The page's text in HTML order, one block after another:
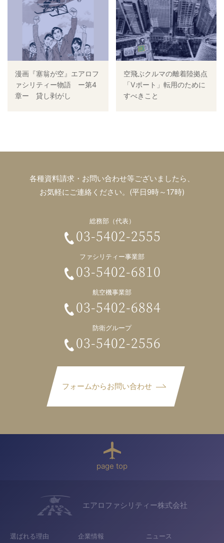
漫画『塞翁が空』エアロフ
ァシリティー物語 ー第4
章ー 貸し剥がし
空飛ぶクルマの離着陸拠点
「Vポート」転用のために
すべきこと
各種資料請求・お問い合わせ等ございましたら、
お気軽にご連絡ください。(平日9時～17時)
フォームからお問い合わせ
総務部（代表）
03-5402-2555
ファシリティー事業部
03-5402-6810
航空機事業部
03-5402-6884
防衛グループ
03-5402-2556
page top
エアロファシリティー株式会社
選ばれる理由 企業情報 ニュース